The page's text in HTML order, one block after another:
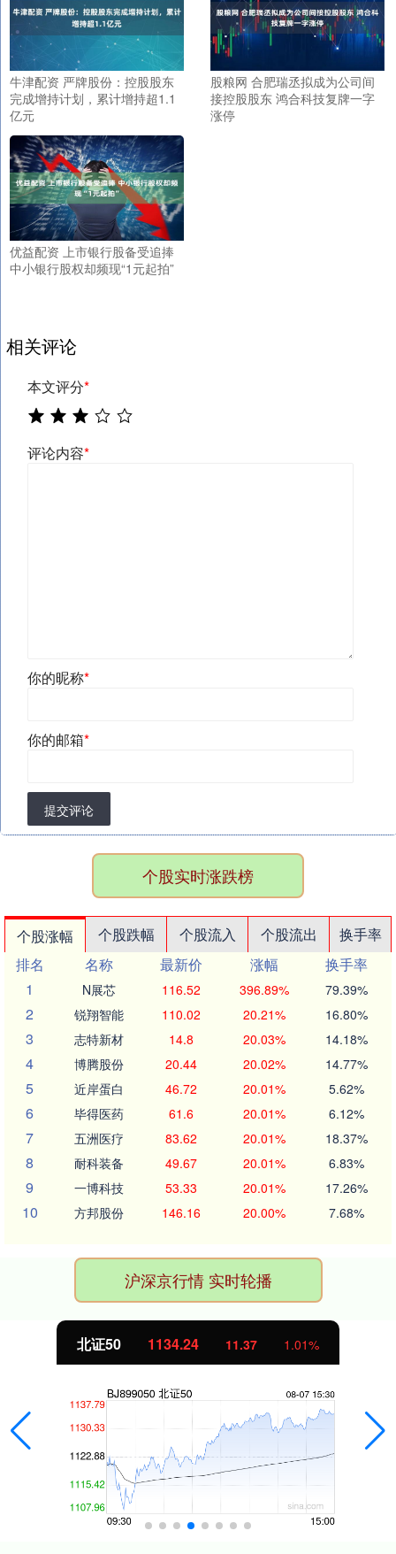
牛津配资 严牌股份：控股股东
完成增持计划，累计增持超1.1
亿元
股粮网 合肥瑞丞拟成为公司间
接控股股东 鸿合科技复牌一字
涨停
优益配资 上市银行股备受追捧
中小银行股权却频现“1元起拍”
相关评论
本文评分*
评论内容*
你的昵称*
你的邮箱*
提交评论
个股实时涨跌榜
个股涨幅 个股跌幅 个股流入 个股流出
换手率
排名
名称 最新价 涨幅
换手率
1
N展芯 116.52 396.89% 79.39%
2 锐翔智能 110.02 20.21% 16.80%
3 志特新材 14.8 20.03% 14.18%
4 博腾股份 20.44 20.02% 14.77%
5 近岸蛋白 46.72 20.01% 5.62%
6 毕得医药 61.6 20.01% 6.12%
7 五洲医疗 83.62 20.01% 18.37%
8 耐科装备 49.67 20.01% 6.83%
9 一博科技 53.33 20.01% 17.26%
10 方邦股份 146.16 20.00% 7.68%
沪深京行情 实时轮播
北证50 1134.24 11.37 1.01%